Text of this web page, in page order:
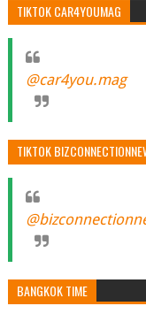
TIKTOK CAR4YOUMAG
@car4you.mag
TIKTOK
BANGKOK TIME